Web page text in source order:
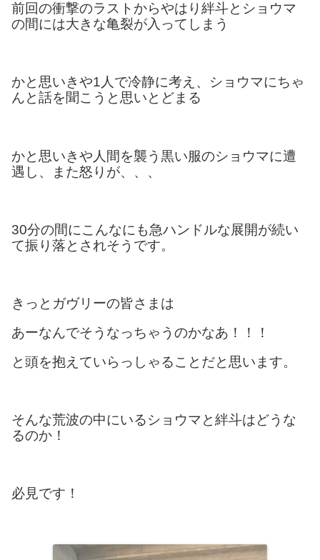
前回の衝撃のラストからやはり絆斗とショウマ
の間には大きな亀裂が入ってしまう
かと思いきや1人で冷静に考え、ショウマにちゃ
んと話を聞こうと思いとどまる
かと思いきや人間を襲う黒い服のショウマに遭
遇し、また怒りが、、、
30分の間にこんなにも急ハンドルな展開が続い
て振り落とされそうです。
きっとガヴリーの皆さまは
あーなんでそうなっちゃうのかなあ！！！
と頭を抱えていらっしゃることだと思います。
そんな荒波の中にいるショウマと絆斗はどうな
るのか！
必見です！